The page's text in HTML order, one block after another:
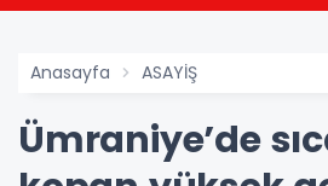
Anasayfa ASAYİŞ
Ümraniye’de